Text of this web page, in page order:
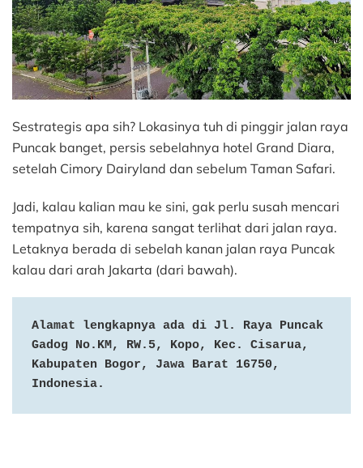
Sestrategis apa sih? Lokasinya tuh di pinggir jalan raya
Puncak banget, persis sebelahnya hotel Grand Diara,
setelah Cimory Dairyland dan sebelum Taman Safari.
Jadi, kalau kalian mau ke sini, gak perlu susah mencari
tempatnya sih, karena sangat terlihat dari jalan raya.
Letaknya berada di sebelah kanan jalan raya Puncak
kalau dari arah Jakarta (dari bawah).
Alamat lengkapnya ada di Jl. Raya Puncak
Gadog No.KM, RW.5, Kopo, Kec. Cisarua,
Kabupaten Bogor, Jawa Barat 16750,
Indonesia.